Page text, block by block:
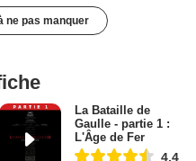
ne pas manquer
La Bataille de
Gaulle - partie 1 :
L'Âge de Fer
4,4